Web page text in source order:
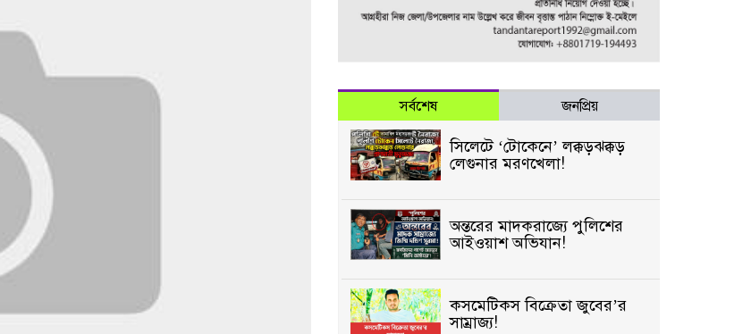
সর্বশেষ জনপ্রিয়
সিলেটে ‘টোকেনে’ লক্কড়ঝক্কড়
লেগুনার মরণখেলা!
অন্তরের মাদকরাজ্যে পুলিশের
আইওয়াশ অভিযান!
কসমেটিকস বিক্রেতা জুবের’র
সাম্রাজ্য!